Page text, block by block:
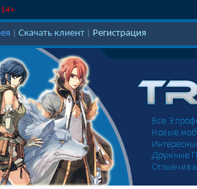
14+
Скачать клиент Регистрация